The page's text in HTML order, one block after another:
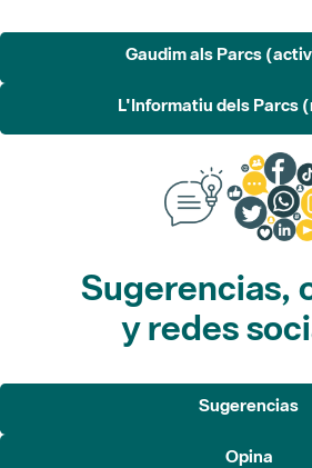
Gaudim als Parcs
L'Informatiu dels Parcs
Sugerencias,
y redes
Sugerencias
Opina